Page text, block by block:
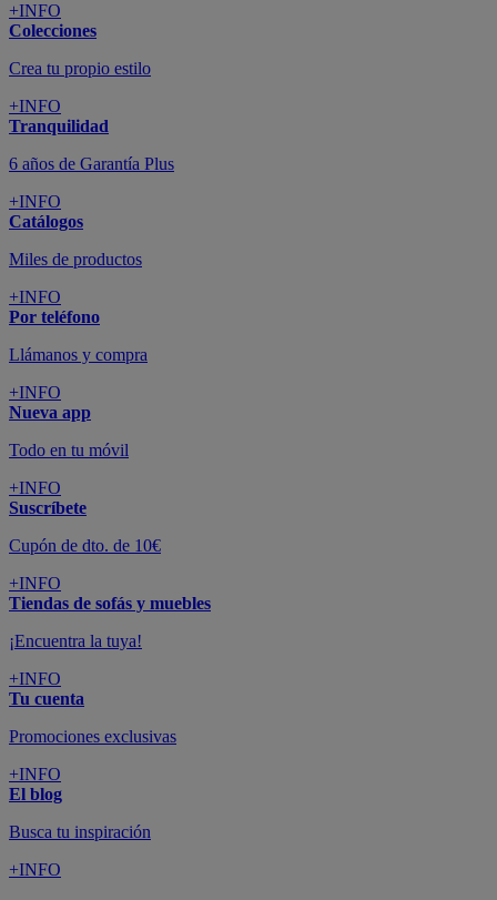
+INFO
Colecciones
Crea tu propio estilo
+INFO
Tranquilidad
6 años de Garantía Plus
+INFO
Catálogos
Miles de productos
+INFO
Por teléfono
Llámanos y compra
+INFO
Nueva app
Todo en tu móvil
+INFO
Suscríbete
Cupón de dto. de 10€
+INFO
Tiendas de sofás y muebles
¡Encuentra la tuya!
+INFO
Tu cuenta
Promociones exclusivas
+INFO
El blog
Busca tu inspiración
+INFO